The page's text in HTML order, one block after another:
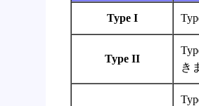
Type I
Type II
き